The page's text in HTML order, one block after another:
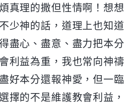
真理的撒但性情啊！想想
少神的話，道理上也知道
盡心、盡意、盡力把本分
利益為重，我也常向神禱
好本分還報神愛，但一臨
擇的不是維護教會利益，